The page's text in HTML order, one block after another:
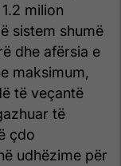
milion
sistem shumë
dhe afërsia e
maksimum,
të veçantë
të
çdo
udhëzime për